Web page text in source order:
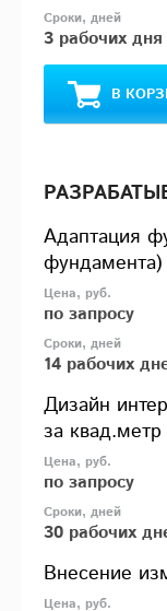
3 рабочих дня
В
Адаптация
фундамента)
по запросу
14 рабочих
Дизайн
за
по запросу
30 рабочих
Внесение